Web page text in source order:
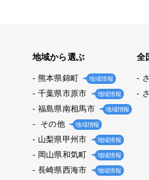
地域から選ぶ
熊本県錦町 地域情報
千葉県市原市 地域情報
福島県南相馬市 地域情報
その他 地域情報
山梨県甲州市 地域情報
岡山県和気町 地域情報
長崎県西海市 地域情報
全